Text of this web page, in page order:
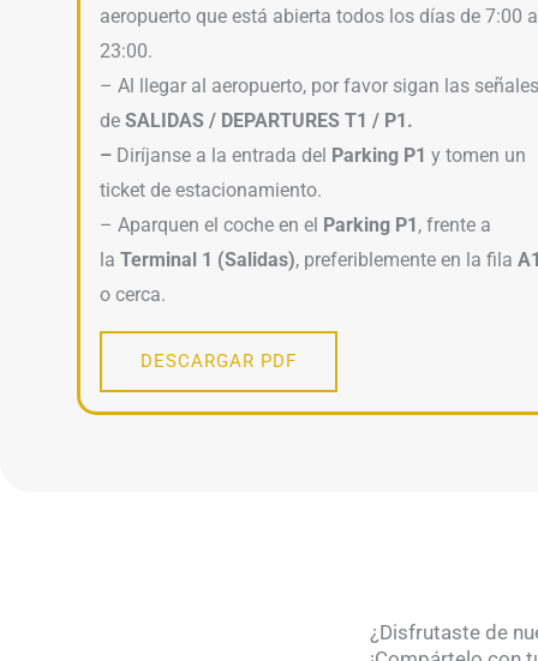
aeropuerto que está abierta todos los días de 7:00 a
23:00.
– Al llegar al aeropuerto, por favor sigan las señales
de SALIDAS / DEPARTURES T1 / P1.
– Diríjanse a la entrada del Parking P1 y tomen un
ticket de estacionamiento.
– Aparquen el coche en el Parking P1, frente a
la Terminal 1 (Salidas), preferiblemente en la fila
o cerca.
DESCARGAR PDF
¿Disfrutaste de